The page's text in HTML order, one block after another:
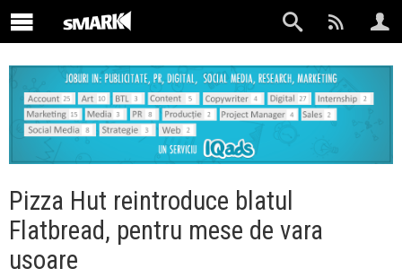
Pizza Hut reintroduce blatul
Flatbread, pentru mese de vara
usoare